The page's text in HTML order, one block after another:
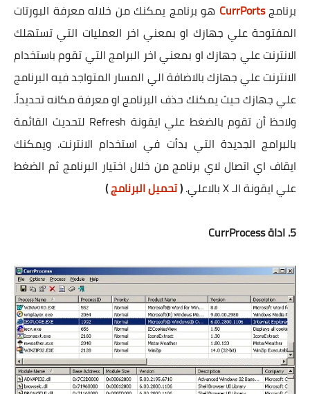
برنامجCurrPorts هو برنامج يمكنك من خلاله معرفة البورتات
المفتوحة علي جهازك او بمعني اخر العمليات التي تستهلك
الانترنت علي جهازك او بمعني اخر البرامج التي تقوم باستخدام
الانترنت علي جهازك بالاضافة الي المسار المتواجد فيه البرنامج
علي جهازك حيث يمكنك حذف البرنامج او معرفة مكانه تحديداً.
ولاحظ أن تقوم بالضغط علي ايقونة Refresh لتحديث القائمة
بالبرامج الجديدة التي بدأت في استخدام الانترنت. ويمكنك
ايقاف اي اتصال لاي برنامج من خلال اختيار البرنامج ثم الضغط
علي ايقونة الـ X بالاعلي.
(تحميل البرنامج)
5. اداة CurrProcess